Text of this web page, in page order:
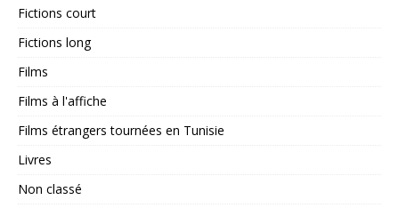
Fictions court
Fictions long
Films
Films à l'affiche
Films étrangers tournées en Tunisie
Livres
Non classé